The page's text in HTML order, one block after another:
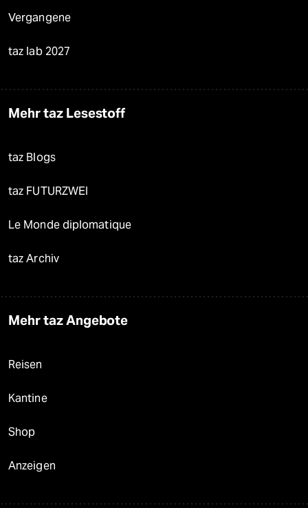
Vergangene
taz lab 2027
Mehr taz Lesestoff
taz Blogs
taz FUTURZWEI
Le Monde diplomatique
taz Archiv
Mehr taz Angebote
Reisen
Kantine
Shop
Anzeigen